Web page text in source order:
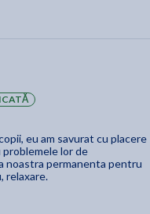
eu am savurat cu placere
problemele lor de
noastra permanenta pentru
relaxare.